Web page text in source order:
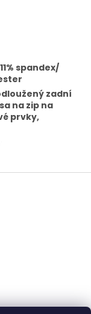
spandex/
zadní
na zip na
prvky,